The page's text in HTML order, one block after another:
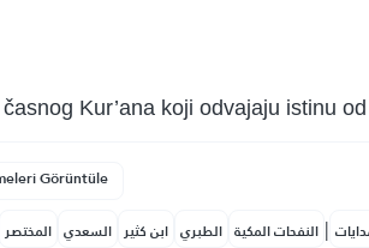
Kur’ana koji odvajaju istinu
Görüntüle
المختصر السعدي ابن كثير الطبري النفحات المكية |